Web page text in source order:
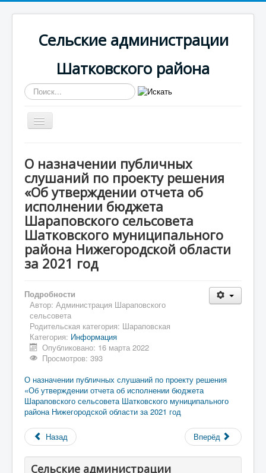
Сельские администрации
Шатковского района
Искать...
Включить/
выключить
Шараповская
Информация
О назначении публичных слушаний по проекту
решения «Об утверждении отчета об исполнении
бюджета Шараповского сельсовета Шатковского
муниципального района Нижегородской области за
2021 год
О назначении публичных
слушаний по проекту решения
«Об утверждении отчета об
исполнении бюджета
Шараповского сельсовета
Шатковского муниципального
района Нижегородской области
за 2021 год
Подробности
Автор: Администрация Шараповского
сельсовета
Родительская категория: Шараповская
Категория: Информация
Опубликовано: 16 марта 2022
Просмотров: 393
О назначении публичных слушаний по проекту решения
«Об утверждении отчета об исполнении бюджета
Шараповского сельсовета Шатковского муниципального
района Нижегородской области за 2021 год
Назад Вперёд
Сельские администрации